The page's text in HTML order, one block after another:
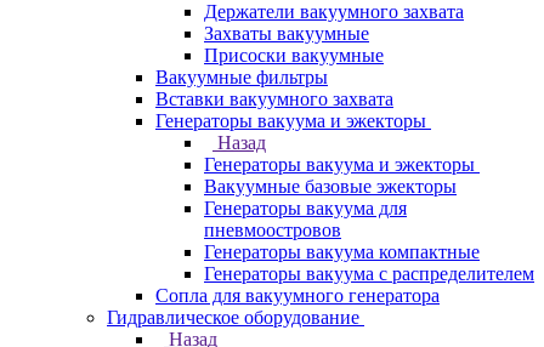
Держатели вакуумного захвата
Захваты вакуумные
Присоски вакуумные
Вакуумные фильтры
Вставки вакуумного захвата
Генераторы вакуума и эжекторы
Назад
Генераторы вакуума и эжекторы
Вакуумные базовые эжекторы
Генераторы вакуума для
пневмоостровов
Генераторы вакуума компактные
Генераторы вакуума с распределителем
Сопла для вакуумного генератора
Гидравлическое оборудование
Назад